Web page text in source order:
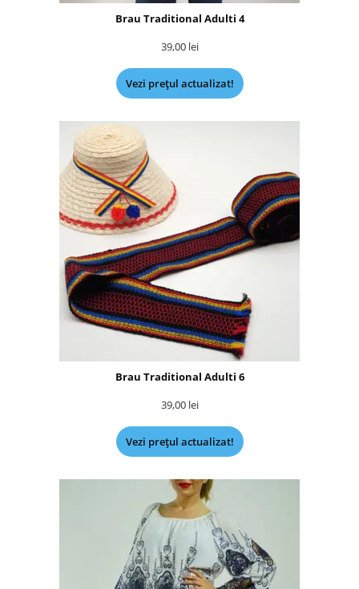
Brau Traditional Adulti 4
39,00 lei
Vezi prețul actualizat!
Brau Traditional Adulti 6
39,00 lei
Vezi prețul actualizat!